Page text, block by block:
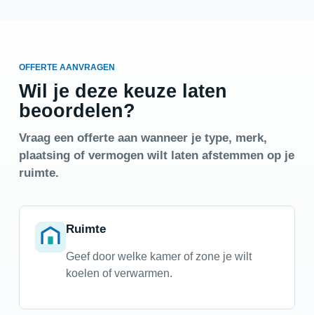
OFFERTE AANVRAGEN
Wil je deze keuze laten
beoordelen?
Vraag een offerte aan wanneer je type, merk,
plaatsing of vermogen wilt laten afstemmen op je
ruimte.
Ruimte
Geef door welke kamer of zone je wilt
koelen of verwarmen.